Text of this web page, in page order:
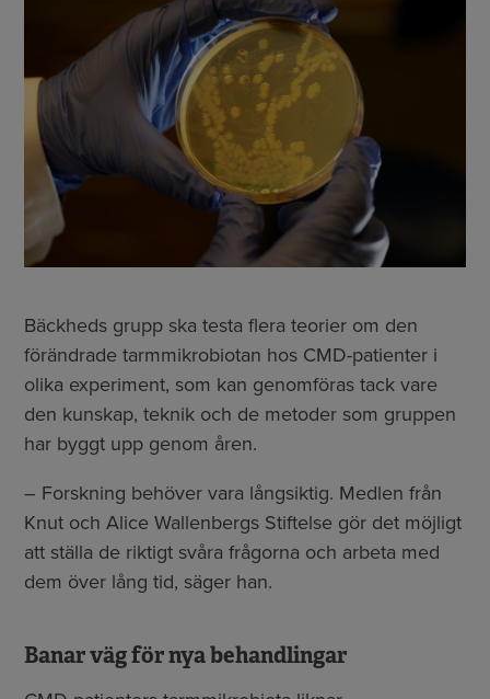
Bäckheds grupp ska testa flera teorier om den
förändrade tarmmikrobiotan hos CMD-patienter i
olika experiment, som kan genomföras tack vare
den kunskap, teknik och de metoder som gruppen
har byggt upp genom åren.
– Forskning behöver vara långsiktig. Medlen från
Knut och Alice Wallenbergs Stiftelse gör det möjligt
att ställa de riktigt svåra frågorna och arbeta med
dem över lång tid, säger han.
Banar väg för nya behandlingar